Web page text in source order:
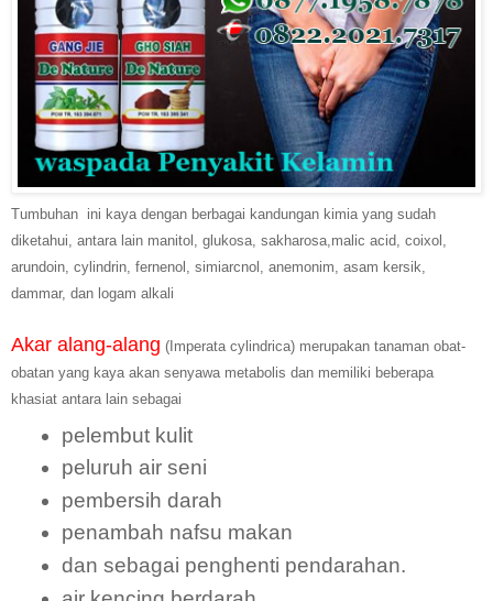
Tumbuhan ini kaya dengan berbagai kandungan kimia yang sudah
diketahui, antara lain manitol, glukosa, sakharosa,malic acid, coixol,
arundoin, cylindrin, fernenol, simiarcnol, anemonim, asam kersik,
dammar, dan logam alkali
Akar alang-alang (Imperata cylindrica) merupakan tanaman obat-
obatan yang kaya akan senyawa metabolis dan memiliki beberapa
khasiat antara lain sebagai
pelembut kulit
peluruh air seni
pembersih darah
penambah nafsu makan
dan sebagai penghenti pendarahan.